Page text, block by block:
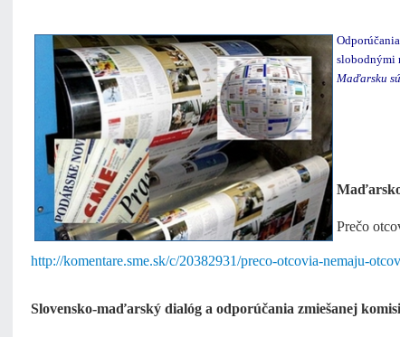
slobodnými
Maďarsku
Prečo
http://komentare.sme.sk/c/20382931/preco-otcovia-nemaju-
Slovensko-maďarský dialóg a odporúčania zmiešanej